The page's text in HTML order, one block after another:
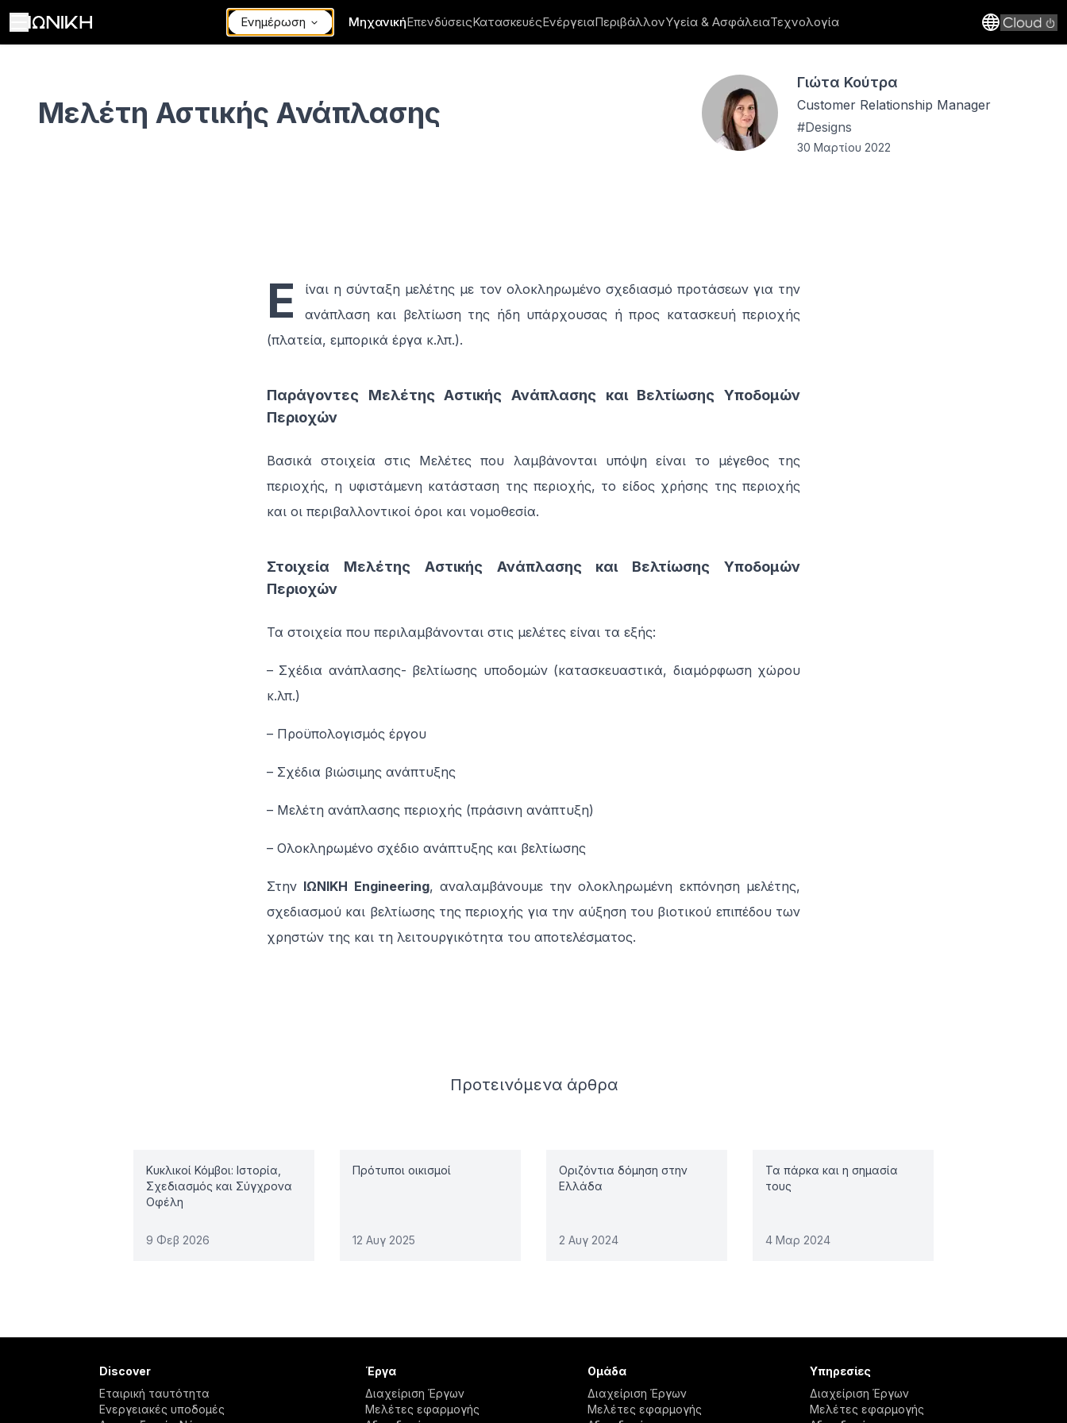
Ενημέρωση ΜηχανικήΕπενδύσειςΚατασκευέςΕνέργειαΠεριβάλλονΥγεία & ΑσφάλειαΤεχνολογία
Μελέτη Αστικής Ανάπλασης
Γιώτα Κούτρα
Customer Relationship Manager
#Designs
30 Μαρτίου 2022
Ε
ίναι η σύνταξη μελέτης με τον ολοκληρωμένο σχεδιασμό προτάσεων για την
ανάπλαση και βελτίωση της ήδη υπάρχουσας ή προς κατασκευή περιοχής
(πλατεία, εμπορικά έργα κ.λπ.).
Παράγοντες Μελέτης Αστικής Ανάπλασης και Βελτίωσης Υποδομών
Περιοχών
Βασικά στοιχεία στις Μελέτες που λαμβάνονται υπόψη είναι το μέγεθος της
περιοχής, η υφιστάμενη κατάσταση της περιοχής, το είδος χρήσης της περιοχής
και οι περιβαλλοντικοί όροι και νομοθεσία.
Στοιχεία Μελέτης Αστικής Ανάπλασης και Βελτίωσης Υποδομών
Περιοχών
Τα στοιχεία που περιλαμβάνονται στις μελέτες είναι τα εξής:
– Σχέδια ανάπλασης- βελτίωσης υποδομών (κατασκευαστικά, διαμόρφωση χώρου
κ.λπ.)
– Προϋπολογισμός έργου
– Σχέδια βιώσιμης ανάπτυξης
– Μελέτη ανάπλασης περιοχής (πράσινη ανάπτυξη)
– Ολοκληρωμένο σχέδιο ανάπτυξης και βελτίωσης
Στην ΙΩΝΙΚΗ Engineering, αναλαμβάνουμε την ολοκληρωμένη εκπόνηση μελέτης,
σχεδιασμού και βελτίωσης της περιοχής για την αύξηση του βιοτικού επιπέδου των
χρηστών της και τη λειτουργικότητα του αποτελέσματος.
Προτεινόμενα άρθρα
Κυκλικοί Κόμβοι: Ιστορία,
Σχεδιασμός και Σύγχρονα
Οφέλη
9 Φεβ 2026
Πρότυποι οικισμοί
12 Αυγ 2025
Οριζόντια δόμηση στην
Ελλάδα
2 Αυγ 2024
Τα πάρκα και η σημασία
τους
4 Μαρ 2024
Discover
Εταιρική ταυτότητα
Ενεργειακές υποδομές
Έργα
Διαχείριση Έργων
Μελέτες εφαρμογής
Ομάδα
Διαχείριση Έργων
Μελέτες εφαρμογής
Υπηρεσίες
Διαχείριση Έργων
Μελέτες εφαρμογής